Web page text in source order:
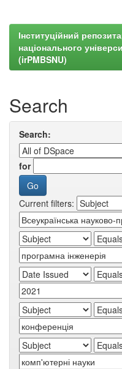
Інституційний
національного
(irPMBSNU)
Search
Search:
for
Current filters: